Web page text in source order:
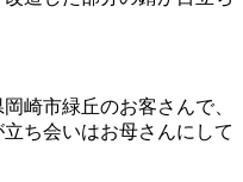
崎市緑丘のお客さんで、
ち会いはお母さんにして